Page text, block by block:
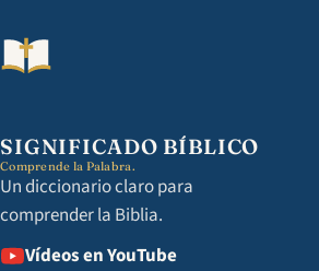
SIGNIFICADO BÍBLICO
Comprende la Palabra.
Un diccionario claro para
comprender la Biblia.
Vídeos en YouTube